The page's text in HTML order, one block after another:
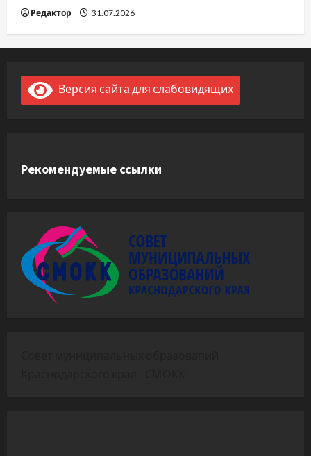
Редактор 31.07.2026
Версия сайта для слабовидящих
Рекомендуемые ссылки